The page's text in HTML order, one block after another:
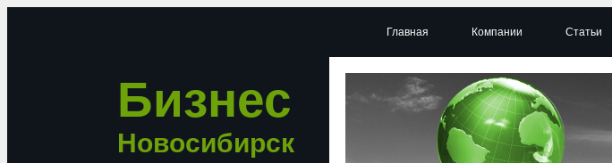
Бизнес
Новосибирск
Главная Компании Статьи